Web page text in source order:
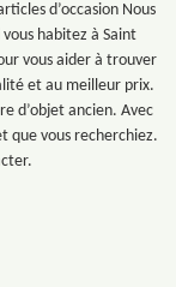
d’occasion Nous
habitez à Saint
vous aider à trouver
et au meilleur prix.
d’objet ancien. Avec
que vous recherchiez.